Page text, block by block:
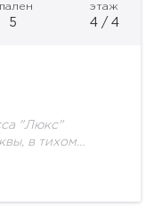
5
этаж
4 / 4
"Люкс"
в тихом
в